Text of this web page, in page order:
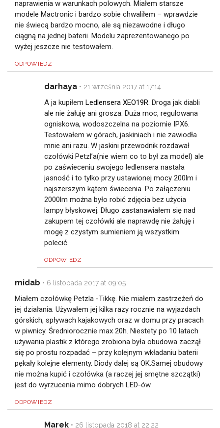
naprawienia w warunkach polowych. Miałem starsze
modele Mactronic i bardzo sobie chwaliłem – wprawdzie
nie świecą bardzo mocno, ale są niezawodne i długo
ciągną na jednej baterii. Modelu zaprezentowanego po
wyżej jeszcze nie testowałem.
ODPOWIEDZ
darhaya • 21 września 2017 at 17:14
A ja kupiłem Ledlensera XEO19R. Droga jak diabli
ale nie żałuję ani grosza. Duża moc, regulowana
ogniskowa, wodoszczelna na poziomie IPX6.
Testowałem w górach, jaskiniach i nie zawiodła
mnie ani razu. W jaskini przewodnik rozdawał
czołówki Petzl’a(nie wiem co to był za model) ale
po zaświeceniu swojego ledlensera nastała
jasność i to tylko przy ustawionej mocy 200lm i
najszerszym kątem świecenia. Po załączeniu
2000lm można było robić zdjęcia bez użycia
lampy błyskowej. Długo zastanawiałem się nad
zakupem tej czołówki ale naprawdę nie żałuję i
mogę z czystym sumieniem ją wszystkim
polecić.
ODPOWIEDZ
midab • 6 listopada 2017 at 09:05
Miałem czołówkę Petzla -Tikkę. Nie miałem zastrzeżeń do
jej działania. Używałem jej kilka razy rocznie na wyjazdach
górskich, spływach kajakowych oraz w domu przy pracach
w piwnicy. Średniorocznie max 20h. Niestety po 10 latach
używania plastik z którego zrobiona była obudowa zaczął
się po prostu rozpadać – przy kolejnym wkładaniu baterii
pękały kolejne elementy. Diody dalej są OK.Samej obudowy
nie można kupić i czołówka (a raczej jej smętne szczątki)
jest do wyrzucenia mimo dobrych LED-ów.
ODPOWIEDZ
Marek • 26 listopada 2018 at 22:22